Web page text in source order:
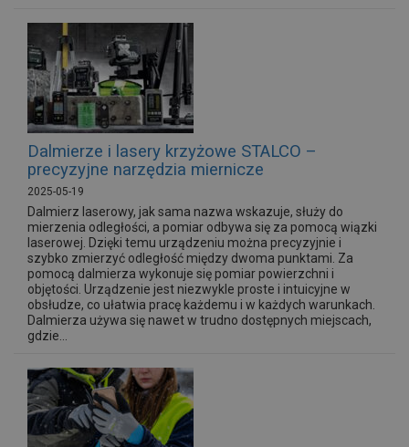
Dalmierze i lasery krzyżowe STALCO –
precyzyjne narzędzia miernicze
2025-05-19
Dalmierz laserowy, jak sama nazwa wskazuje, służy do
mierzenia odległości, a pomiar odbywa się za pomocą wiązki
laserowej. Dzięki temu urządzeniu można precyzyjnie i
szybko zmierzyć odległość między dwoma punktami. Za
pomocą dalmierza wykonuje się pomiar powierzchni i
objętości. Urządzenie jest niezwykle proste i intuicyjne w
obsłudze, co ułatwia pracę każdemu i w każdych warunkach.
Dalmierza używa się nawet w trudno dostępnych miejscach,
gdzie...